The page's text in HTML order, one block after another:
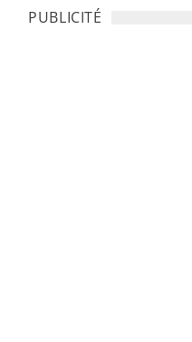
PUBLICITÉ